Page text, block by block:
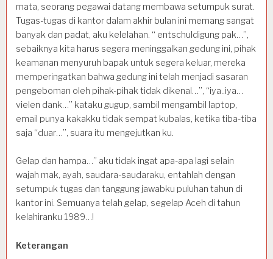
mata, seorang pegawai datang membawa setumpuk surat.
Tugas-tugas di kantor dalam akhir bulan ini memang sangat
banyak dan padat, aku kelelahan. “ entschuldigung pak…”,
sebaiknya kita harus segera meninggalkan gedung ini, pihak
keamanan menyuruh bapak untuk segera keluar, mereka
memperingatkan bahwa gedung ini telah menjadi sasaran
pengeboman oleh pihak-pihak tidak dikenal…”, “iya..iya…
vielen dank…” kataku gugup, sambil mengambil laptop,
email punya kakakku tidak sempat kubalas, ketika tiba-tiba
saja “duar…”, suara itu mengejutkan ku.
Gelap dan hampa…” aku tidak ingat apa-apa lagi selain
wajah mak, ayah, saudara-saudaraku, entahlah dengan
setumpuk tugas dan tanggung jawabku puluhan tahun di
kantor ini. Semuanya telah gelap, segelap Aceh di tahun
kelahiranku 1989…!
Keterangan